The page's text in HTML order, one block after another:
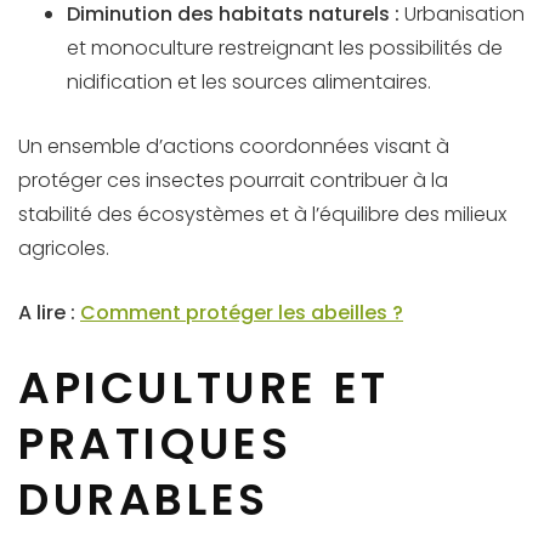
Diminution des habitats naturels : Urbanisation
et monoculture restreignant les possibilités de
nidification et les sources alimentaires.
Un ensemble d’actions coordonnées visant à
protéger ces insectes pourrait contribuer à la
stabilité des écosystèmes et à l’équilibre des milieux
agricoles.
A lire : Comment protéger les abeilles ?
APICULTURE ET
PRATIQUES
DURABLES